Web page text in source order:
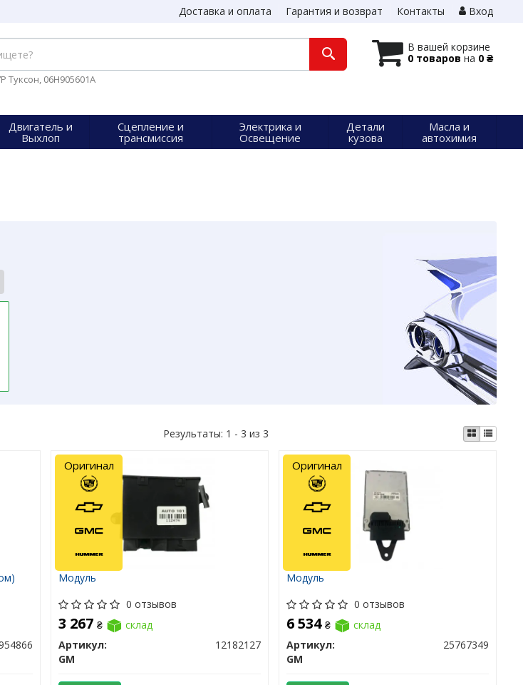
Доставка и оплата Гарантия и возврат Контакты Вход
В вашей корзине
0 товаровна 0 ₴
Туксон, 06H905601A
Двигатель и
Выхлоп
Сцепление и
трансмиссия
Электрика и
Освещение
Детали
кузова
Масла и
автохимия
Результаты: 1 - 3 из 3
Модуль
0 отзывов
3 267₴
склад
Артикул:
12182127
GM
Оригинал
Модуль
0 отзывов
6 534₴
склад
Артикул:
25767349
GM
Оригинал